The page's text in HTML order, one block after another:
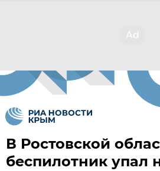
В Ростовской
беспилотник упал